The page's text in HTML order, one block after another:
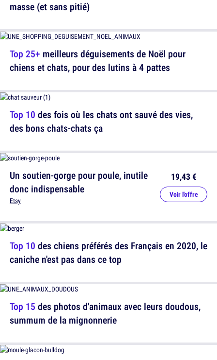
masse (et sans pitié)
Top 10 des fois où les chats ont sauvé des vies,
des bons chats-chats ça
Top 10 des chiens préférés des Français en 2020, le
caniche n'est pas dans ce top
Top 25+ meilleurs déguisements de Noël pour
chiens et chats, pour des lutins à 4 pattes
Un soutien-gorge pour poule, inutile
donc indispensable
Etsy
19,43 €
Voir l'offre
Top 15 des photos d'animaux avec leurs doudous,
summum de la mignonnerie